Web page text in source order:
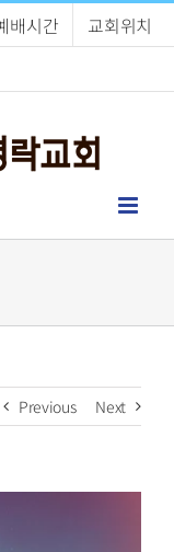
배시간
교회위치
Previous Next